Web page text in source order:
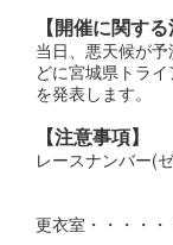
【開催に関する
当日、悪天候が
どに宮城県トラ
を発表します。
【注意事項】
レースナンバー(
更衣室・・・・